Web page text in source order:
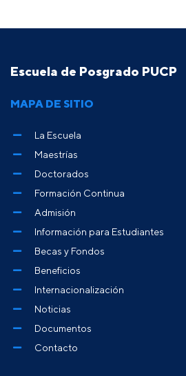
Escuela de Posgrado PUCP
MAPA DE SITIO
La Escuela
Maestrías
Doctorados
Formación Continua
Admisión
Información para Estudiantes
Becas y Fondos
Beneficios
Internacionalización
Noticias
Documentos
Contacto